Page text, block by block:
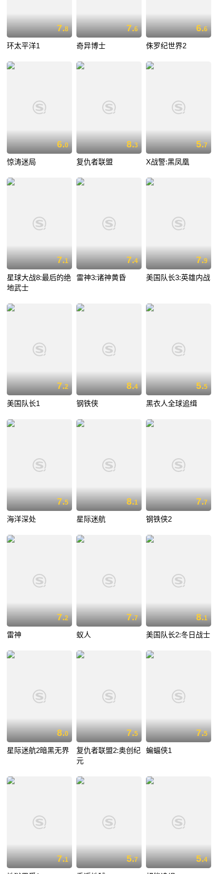
7.8
环太平洋1
7.6
奇异博士
6.6
侏罗纪世界2
6.0
惊涛迷局
8.3
复仇者联盟
5.7
X战警:黑凤凰
7.1
星球大战8:最后的绝
地武士
7.4
雷神3:诸神黄昏
7.9
美国队长3:英雄内战
7.2
美国队长1
8.4
钢铁侠
5.5
黑衣人全球追缉
7.5
海洋深处
8.1
星际迷航
7.7
钢铁侠2
7.2
雷神
7.7
蚁人
8.1
美国队长2:冬日战士
8.0
星际迷航2暗黑无界
7.5
复仇者联盟2:奥创纪
元
7.5
蝙蝠侠1
7.1 5.7 5.4